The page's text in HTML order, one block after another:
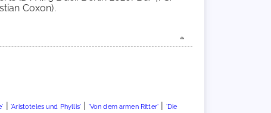
Coxon).
|'Aristoteles und Phyllis' | 'Von dem armen Ritter' | 'Die